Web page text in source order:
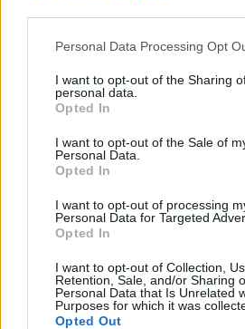
Personal Data Processing Opt
I want to opt-out of the Sharing
personal data.
Opted In
I want to opt-out of the Sale of
Personal Data.
Opted In
I want to opt-out of processing
Personal Data for Targeted
Opted In
I want to opt-out of Collection,
Retention, Sale, and/or Sharing
Personal Data that Is Unrelated
Purposes for which it was
Opted Out
Hyper Real – 60 Jahre Fotorealismus
LOAD MORE